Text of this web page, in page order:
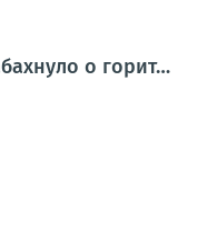
о горит…